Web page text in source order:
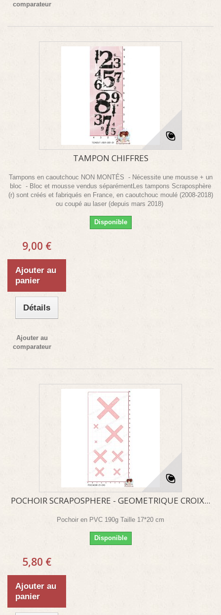
comparateur
TAMPON CHIFFRES
Tampons en caoutchouc NON MONTÉS - Nécessite une mousse + un
bloc - Bloc et mousse vendus séparémentLes tampons Scraposphère
(r) sont créés et fabriqués en France, en caoutchouc moulé (2008-2018)
ou coupé au laser (depuis mars 2018)
Disponible
9,00 €
Ajouter au
panier
Détails
Ajouter au
comparateur
POCHOIR SCRAPOSPHERE - GEOMETRIQUE CROIX...
Pochoir en PVC 190g Taille 17*20 cm
Disponible
5,80 €
Ajouter au
panier